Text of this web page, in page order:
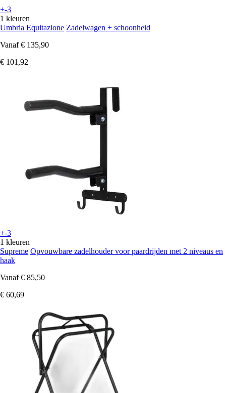
+-3
1 kleuren
Umbria Equitazione Zadelwagen + schoonheid
Vanaf € 135,90
€ 101,92
+-3
1 kleuren
Supreme Opvouwbare zadelhouder voor paardrijden met 2 niveaus en
haak
Vanaf € 85,50
€ 60,69